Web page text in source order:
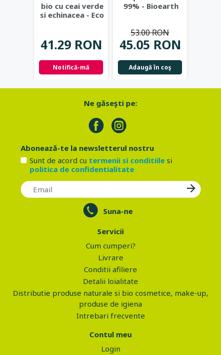
bio cu ceai verde
si echinacea - Eco
41.29 RON
Notifică-mă
99% - Bioearth
45.05 RON
53.00 RON
Adaugă în coş
Ne găseşti pe:
Abonează-te la newsletterul nostru
Sunt de acord cu termenii si conditiilesi
politica de confidentialitate
Suna-ne
Servicii
Cum cumperi?
Livrare
Conditii afiliere
Detalii loialitate
Distributie produse naturale si bio cosmetice, make-up,
produse de igiena
Intrebari frecvente
Contul meu
Login